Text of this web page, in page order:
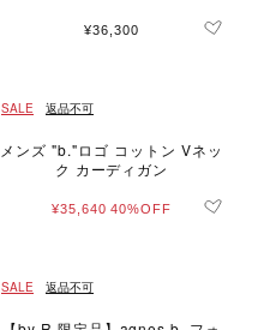
¥36,300
SALE 返品不可
メンズ "b."ロゴ コットン Vネッ
ク カーディガン
¥35,640 40%OFF
SALE 返品不可